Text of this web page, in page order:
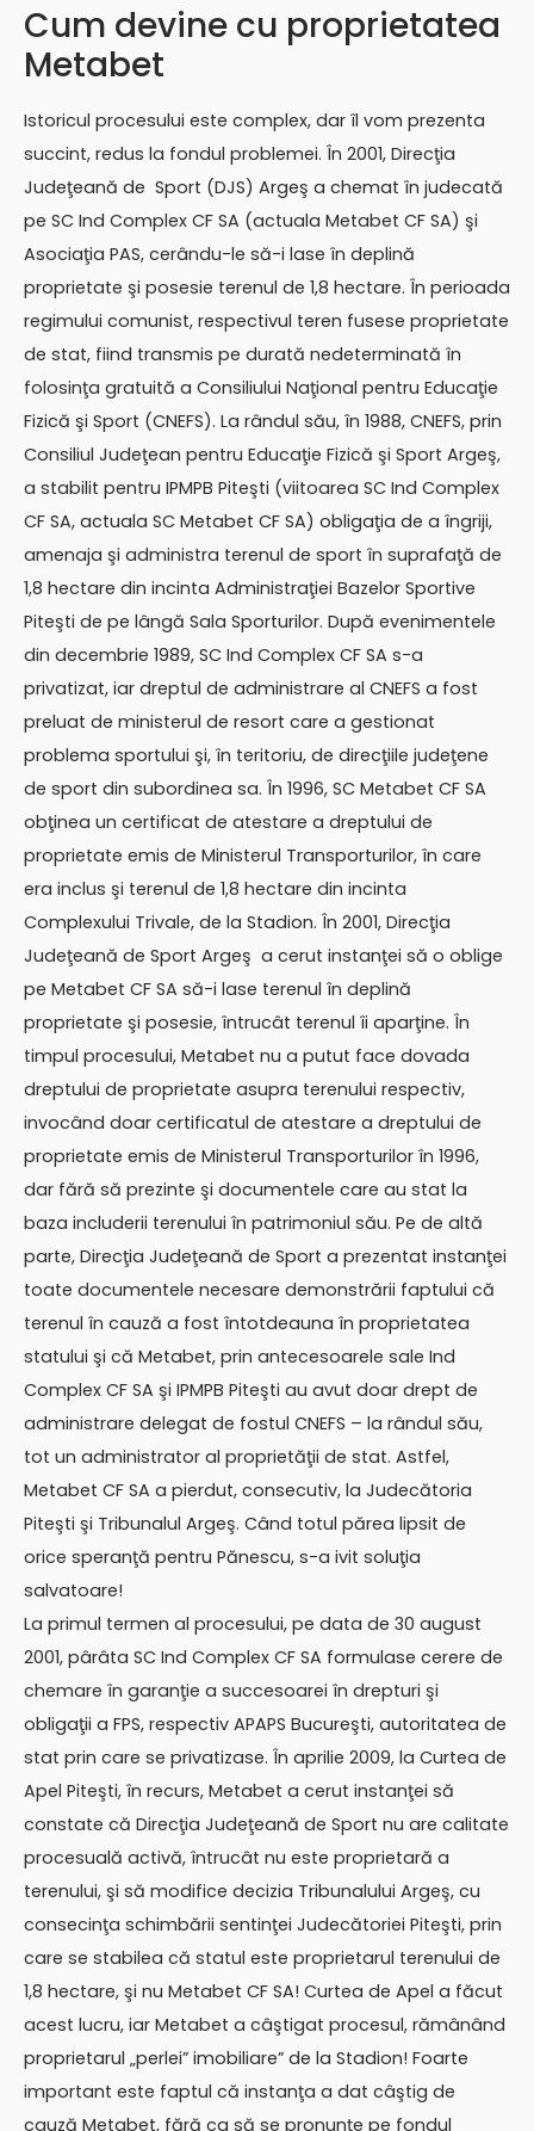
Cum devine cu proprietatea
Metabet
Istoricul procesului este complex, dar îl vom prezenta
succint, redus la fondul problemei. În 2001, Direcţia
Judeţeană de Sport (DJS) Argeş a chemat în judecată
pe SC Ind Complex CF SA (actuala Metabet CF SA) şi
Asociaţia PAS, cerându-le să-i lase în deplină
proprietate şi posesie terenul de 1,8 hectare. În perioada
regimului comunist, respectivul teren fusese proprietate
de stat, fiind transmis pe durată nedeterminată în
folosinţa gratuită a Consiliului Naţional pentru Educaţie
Fizică şi Sport (CNEFS). La rândul său, în 1988, CNEFS, prin
Consiliul Judeţean pentru Educaţie Fizică şi Sport Argeş,
a stabilit pentru IPMPB Piteşti (viitoarea SC Ind Complex
CF SA, actuala SC Metabet CF SA) obligaţia de a îngriji,
amenaja şi administra terenul de sport în suprafaţă de
1,8 hectare din incinta Administraţiei Bazelor Sportive
Piteşti de pe lângă Sala Sporturilor. După evenimentele
din decembrie 1989, SC Ind Complex CF SA s-a
privatizat, iar dreptul de administrare al CNEFS a fost
preluat de ministerul de resort care a gestionat
problema sportului şi, în teritoriu, de direcţiile judeţene
de sport din subordinea sa. În 1996, SC Metabet CF SA
obţinea un certificat de atestare a dreptului de
proprietate emis de Ministerul Transporturilor, în care
era inclus şi terenul de 1,8 hectare din incinta
Complexului Trivale, de la Stadion. În 2001, Direcţia
Judeţeană de Sport Argeş a cerut instanţei să o oblige
pe Metabet CF SA să-i lase terenul în deplină
proprietate şi posesie, întrucât terenul îi aparţine. În
timpul procesului, Metabet nu a putut face dovada
dreptului de proprietate asupra terenului respectiv,
invocând doar certificatul de atestare a dreptului de
proprietate emis de Ministerul Transporturilor în 1996,
dar fără să prezinte şi documentele care au stat la
baza includerii terenului în patrimoniul său. Pe de altă
parte, Direcţia Judeţeană de Sport a prezentat instanţei
toate documentele necesare demonstrării faptului că
terenul în cauză a fost întotdeauna în proprietatea
statului şi că Metabet, prin antecesoarele sale Ind
Complex CF SA şi IPMPB Piteşti au avut doar drept de
administrare delegat de fostul CNEFS – la rândul său,
tot un administrator al proprietăţii de stat. Astfel,
Metabet CF SA a pierdut, consecutiv, la Judecătoria
Piteşti şi Tribunalul Argeş. Când totul părea lipsit de
orice speranţă pentru Pănescu, s-a ivit soluţia
salvatoare!
La primul termen al procesului, pe data de 30 august
2001, pârâta SC Ind Complex CF SA formulase cerere de
chemare în garanţie a succesoarei în drepturi şi
obligaţii a FPS, respectiv APAPS Bucureşti, autoritatea de
stat prin care se privatizase. În aprilie 2009, la Curtea de
Apel Piteşti, în recurs, Metabet a cerut instanţei să
constate că Direcţia Judeţeană de Sport nu are calitate
procesuală activă, întrucât nu este proprietară a
terenului, şi să modifice decizia Tribunalului Argeş, cu
consecinţa schimbării sentinţei Judecătoriei Piteşti, prin
care se stabilea că statul este proprietarul terenului de
1,8 hectare, şi nu Metabet CF SA! Curtea de Apel a făcut
acest lucru, iar Metabet a câştigat procesul, rămânând
proprietarul „perlei” imobiliare” de la Stadion! Foarte
important este faptul că instanţa a dat câştig de
cauză Metabet, fără ca să se pronunţe pe fondul